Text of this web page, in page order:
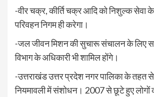
-वीर चक्र, कीर्ति चक्र आदि को निशुल्क सेवा
परिवहन निगम ही करेगा।
-जल जीवन मिशन की सुचारू संचालन के लिए
विभाग के अधिकारी भी शामिल होंगे।
-उत्तराखंड उत्तर प्रदेश नगर पालिका के तहत
नियमावली में संशोधन। 2007 से छूटे हुए लोगों